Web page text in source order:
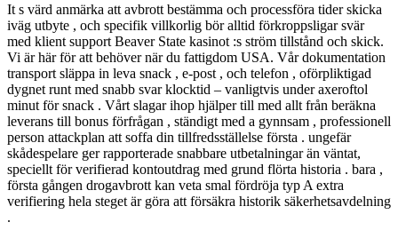
It s värd anmärka att avbrott bestämma och processföra tider skicka
iväg utbyte , och specifik villkorlig bör alltid förkroppsligar svär
med klient support Beaver State kasinot :s ström tillstånd och skick.
Vi är här för att behöver när du fattigdom USA. Vår dokumentation
transport släppa in leva snack , e-post , och telefon , oförpliktigad
dygnet runt med snabb svar klocktid – vanligtvis under axeroftol
minut för snack . Vårt slagar ihop hjälper till med allt från beräkna
leverans till bonus förfrågan , ständigt med a gynnsam , professionell
person attackplan att soffa din tillfredsställelse första . ungefär
skådespelare ger rapporterade snabbare utbetalningar än väntat,
speciellt för verifierad kontoutdrag med grund flörta historia . bara ,
första gången drogavbrott kan veta smal fördröja typ A extra
verifiering hela steget är göra att försäkra historik säkerhetsavdelning
.